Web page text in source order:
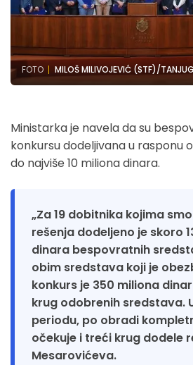
FOTO MILOŠ MILIVOJEVIĆ (STF)/TANJUG
Ministarka je navela da su
konkursu dodeljivana u rasponu
do najviše 10 miliona dinara.
„Za 19 dobitnika kojima
rešenja dodeljeno je skoro
dinara bespovratnih
obim sredstava koji je
konkurs je 350 miliona
krug odobrenih sredstava.
periodu, po obradi
očekuje i treći krug dodele
Mesarovićeva.